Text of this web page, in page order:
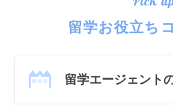
留学お役立ち
留学エージェント